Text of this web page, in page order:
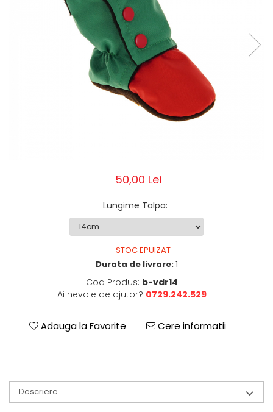
Pălării de Soare
50,00 Lei
Lungime Talpa:
STOC EPUIZAT
Durata de livrare:1
Cod Produs: b-vdr14
Ai nevoie de ajutor? 0729.242.529
Adauga la Favorite Cere informatii
Descriere